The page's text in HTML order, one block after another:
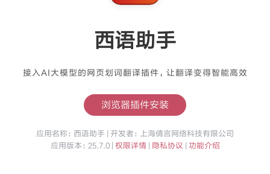
西语助手
接入AI大模型的网页划词翻译插件，让翻译变得智能高效
浏览器插件安装
应用名称：西语助手 | 开发者：上海倩言网络科技有限公司
应用版本：25.7.0 | 权限详情 | 隐私协议 | 功能介绍